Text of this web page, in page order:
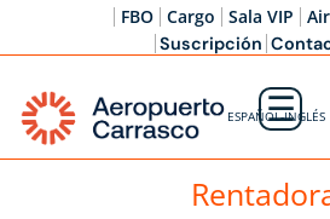
FBO Cargo Sala VIP
Suscripción
☰
ESPAÑOL-INGLÉS